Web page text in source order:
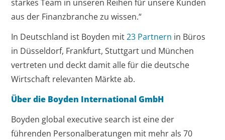
starkes Team in unseren Reihen für unsere Kunden
aus der Finanzbranche zu wissen.“
In Deutschland ist Boyden mit23 Partnern in Büros
in Düsseldorf, Frankfurt, Stuttgart und München
vertreten und deckt damit alle für die deutsche
Wirtschaft relevanten Märkte ab.
Über die Boyden International GmbH
Boyden global executive search ist eine der
führenden Personalberatungen mit mehr als 70